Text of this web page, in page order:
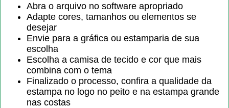
Abra o arquivo no software apropriado
Adapte cores, tamanhos ou elementos se
desejar
Envie para a gráfica ou estamparia de sua
escolha
Escolha a camisa de tecido e cor que mais
combina com o tema
Finalizado o processo, confira a qualidade da
estampa no logo no peito e na estampa grande
nas costas